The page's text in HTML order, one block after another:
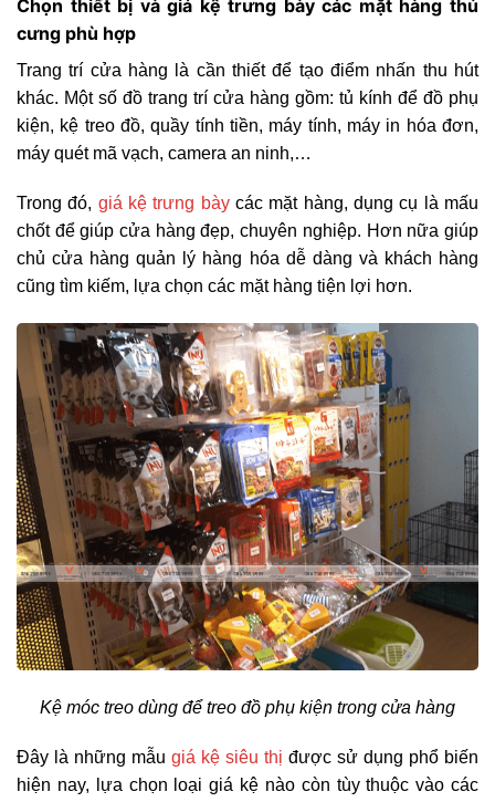
Chọn thiết bị và giá kệ trưng bày các mặt hàng thú
cưng phù hợp
Trang trí cửa hàng là cần thiết để tạo điểm nhấn thu hút
khác. Một số đồ trang trí cửa hàng gồm: tủ kính để đồ phụ
kiện, kệ treo đồ, quầy tính tiền, máy tính, máy in hóa đơn,
máy quét mã vạch, camera an ninh,…
Trong đó, giá kệ trưng bàycác mặt hàng, dụng cụ là mấu
chốt để giúp cửa hàng đẹp, chuyên nghiệp. Hơn nữa giúp
chủ cửa hàng quản lý hàng hóa dễ dàng và khách hàng
cũng tìm kiếm, lựa chọn các mặt hàng tiện lợi hơn.
Kệ móc treo dùng để treo đồ phụ kiện trong cửa hàng
Đây là những mẫu giá kệ siêu thị được sử dụng phổ biến
hiện nay, lựa chọn loại giá kệ nào còn tùy thuộc vào các